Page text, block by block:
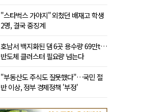
"스타벅스 가야지" 외쳤던 배재고 학생
2명, 결국 중징계
호남서 백지화된 댐 6곳 용수량 69만t…
반도체 클러스터 필요량 넘는다
"부동산도 주식도 잘못했다"…국민 절
반 이상, 정부 경제정책 '부정'